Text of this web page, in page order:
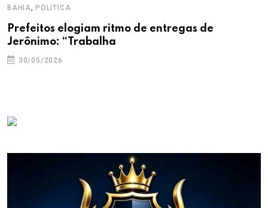
BAHIA, POLITICA
Prefeitos elogiam ritmo de entregas de
Jerônimo: “Trabalha
30/05/2026